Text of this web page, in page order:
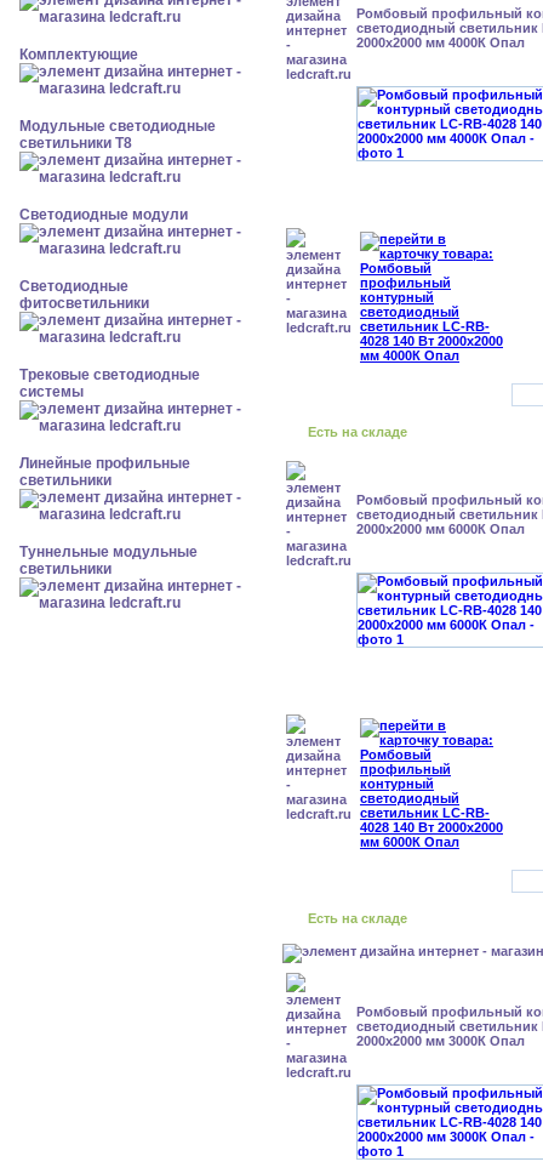
Комплектующие
Модульные светодиодные
светильники Т8
Светодиодные модули
Светодиодные
фитосветильники
Трековые светодиодные
системы
Линейные профильные
светильники
Туннельные модульные
светильники
Ромбовый профильный
светодиодный светильник
2000x2000 мм 4000К Опал
Есть на складе
Ромбовый профильный
светодиодный светильник
2000x2000 мм 6000К Опал
Есть на складе
Ромбовый профильный
светодиодный светильник
2000x2000 мм 3000К Опал